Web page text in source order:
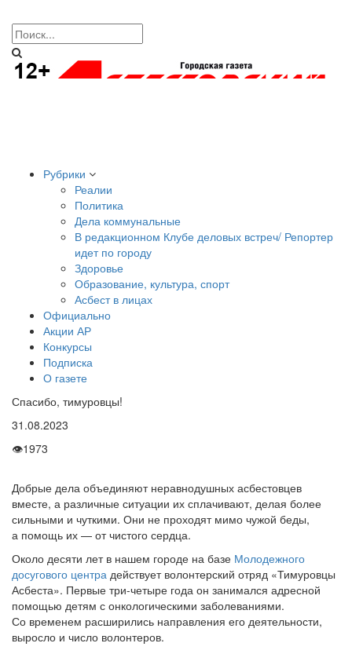
Рубрики
Реалии
Политика
Дела коммунальные
В редакционном Клубе деловых встреч/ Репортер
идет по городу
Здоровье
Образование, культура, спорт
Асбест в лицах
Официально
Акции АР
Конкурсы
Подписка
О газете
Спасибо, тимуровцы!
31.08.2023
👁1973
Добрые дела объединяют неравнодушных асбестовцев
вместе, а различные ситуации их сплачивают, делая более
сильными и чуткими. Они не проходят мимо чужой беды,
а помощь их — от чистого сердца.
Около десяти лет в нашем городе на базе Молодежного
досугового центра действует волонтерский отряд «Тимуровцы
Асбеста». Первые три-четыре года он занимался адресной
помощью детям с онкологическими заболеваниями.
Со временем расширились направления его деятельности,
выросло и число волонтеров.